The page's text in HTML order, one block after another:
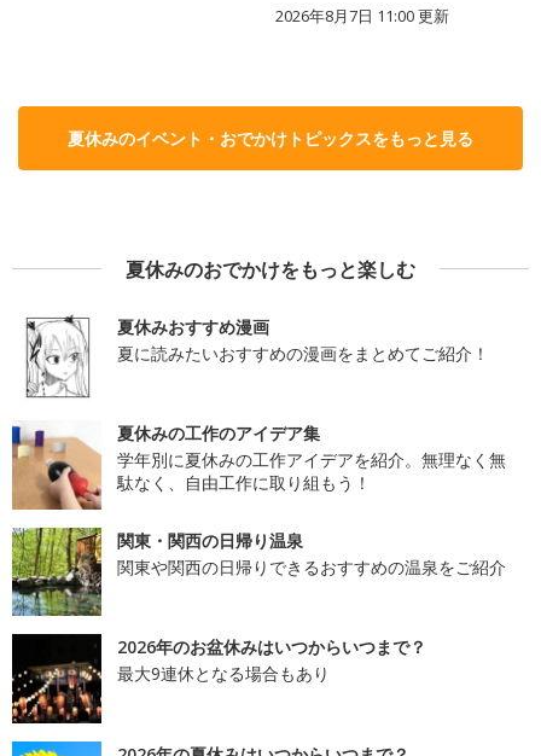
2026年8月7日 11:00更新
夏休みのイベント・おでかけトピックスをもっと見る
夏休みのおでかけをもっと楽しむ
夏休みおすすめ漫画
夏に読みたいおすすめの漫画をまとめてご紹介！
夏休みの工作のアイデア集
学年別に夏休みの工作アイデアを紹介。無理なく無
駄なく、自由工作に取り組もう！
関東・関西の日帰り温泉
関東や関西の日帰りできるおすすめの温泉をご紹介
2026年のお盆休みはいつからいつまで？
最大9連休となる場合もあり